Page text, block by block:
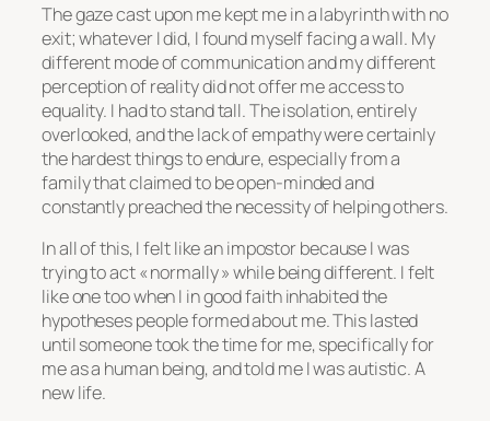
The gaze cast upon me kept me in a labyrinth with no
exit; whatever I did, I found myself facing a wall. My
different mode of communication and my different
perception of reality did not offer me access to
equality. I had to stand tall. The isolation, entirely
overlooked, and the lack of empathy were certainly
the hardest things to endure, especially from a
family that claimed to be open-minded and
constantly preached the necessity of helping others.
In all of this, I felt like an impostor because I was
trying to act « normally » while being different. I felt
like one too when I in good faith inhabited the
hypotheses people formed about me. This lasted
until someone took the time for me, specifically for
me as a human being, and told me I was autistic. A
new life.